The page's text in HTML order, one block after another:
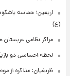
اربعین؛ حماسه
(ع)
مراکز نظامی
لحظه احساسی دو
ظریفیان: مذاکره از